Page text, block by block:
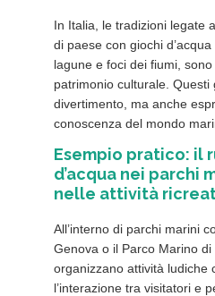
In Italia, le tradizioni legate
di paese con giochi
lagune e foci dei fiumi,
patrimonio culturale. Questi
divertimento, ma anche
conoscenza del mondo
Esempio pratico: il
d’acqua nei parchi
nelle attività
All’interno di parchi marini
Genova o il Parco Marino di
organizzano attività ludiche
l’interazione tra visitatori e